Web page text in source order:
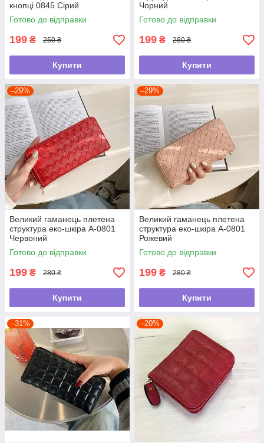
кнопці 0845 Сірий
Готово до відправки
199 ₴ 250 ₴
Купити
Чорний
Готово до відправки
199 ₴ 280 ₴
Купити
–29%
Великий гаманець плетена
структура еко-шкіра А-0801
Червоний
Готово до відправки
199 ₴ 280 ₴
Купити
–29%
Великий гаманець плетена
структура еко-шкіра А-0801
Рожевий
Готово до відправки
199 ₴ 280 ₴
Купити
–31% –20%